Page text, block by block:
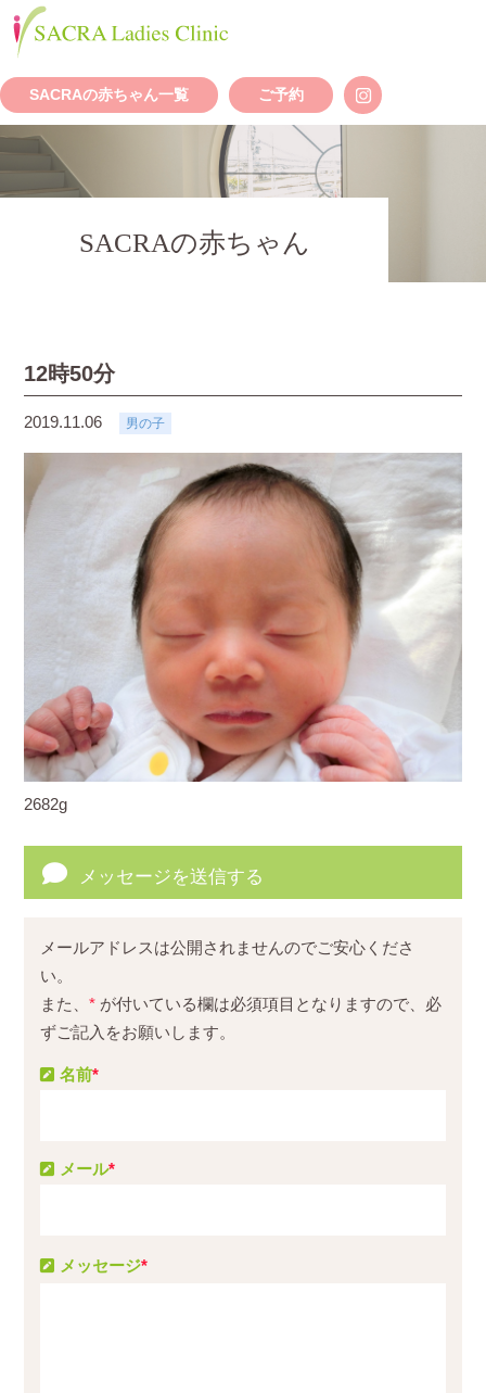
SACRAの赤ちゃん一覧 ご予約
SACRAの赤ちゃん
12時50分
2019.11.06 男の子
2682g
メッセージを送信する
メールアドレスは公開されませんのでご安心くださ
い。
また、* が付いている欄は必須項目となりますので、必
ずご記入をお願いします。
メッセージ*
名前*
メール*